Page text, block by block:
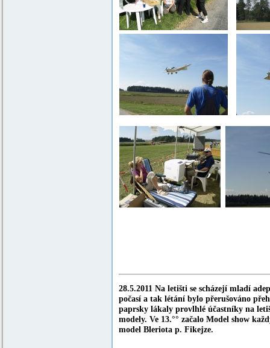
28.5.2011 Na letišti se scházejí mladí
počasí a tak létání bylo přerušováno
paprsky lákaly provlhlé účastníky na
modely. Ve 13.°° začalo Model show
model Bleriota p. Fikejze.